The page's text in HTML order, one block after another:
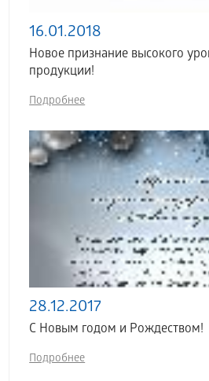
16.01.2018
Новое признание высокого
продукции!
Подробнее
28.12.2017
C Новым годом и Рождеством!
Подробнее